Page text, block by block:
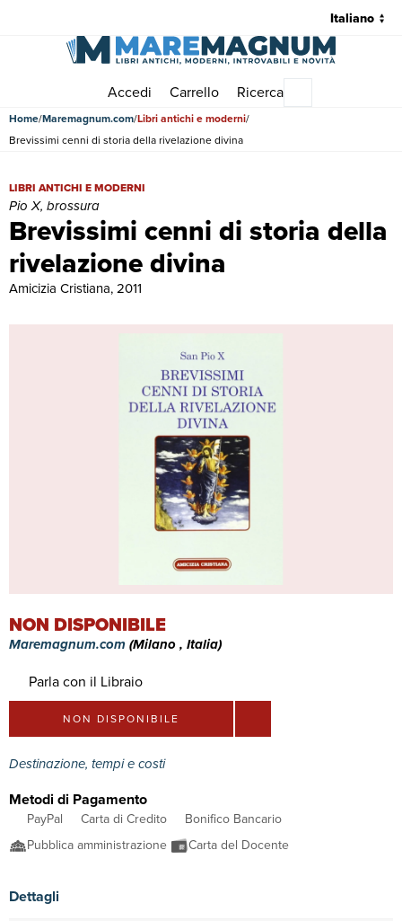
Accedi Carrello Ricerca
Home Maremagnum.com Libri antichi e moderni
Brevissimi cenni di storia della rivelazione divina
Brevissimi cenni di storia della
rivelazione divina
Brevissimi cenni di storia della rivelazione divina | Libri antichi e
LIBRI ANTICHI E MODERNI
Pio X, brossura
Amicizia Cristiana, 2011
NON DISPONIBILE
Maremagnum.com(Milano , Italia)
Parla con il Libraio
NON DISPONIBILE
Destinazione, tempi e costi
Metodi di Pagamento
PayPal Carta di Credito
Bonifico Bancario
Pubblica amministrazione
Carta del Docente
Dettagli